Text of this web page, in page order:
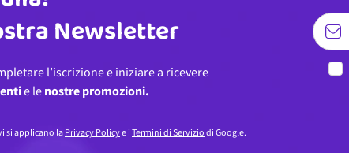
Newsletter
l’iscrizione e iniziare a ricevere
e lenostre promozioni.
si applicano laPrivacy Policye iTermini di Serviziodi Google.